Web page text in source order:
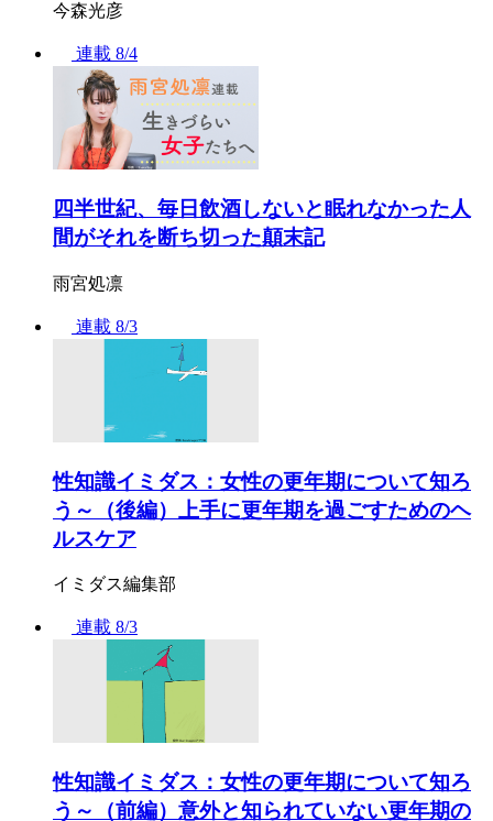
今森光彦
連載 8/4
四半世紀、毎日飲酒しないと眠れなかった人
間がそれを断ち切った顛末記
雨宮処凛
連載 8/3
性知識イミダス：女性の更年期について知ろ
う～（後編）上手に更年期を過ごすためのヘ
ルスケア
イミダス編集部
連載 8/3
性知識イミダス：女性の更年期について知ろ
う～（前編）意外と知られていない更年期の